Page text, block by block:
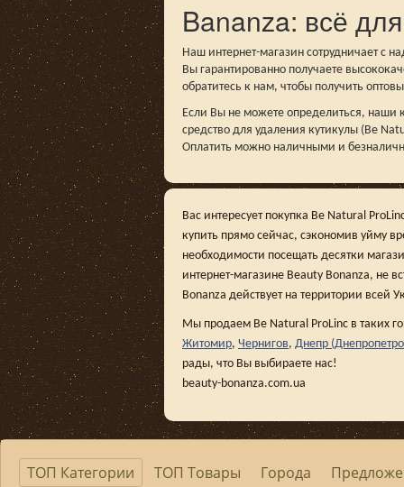
Bananza: всё
Наш интернет-магазин сотрудничает с
Вы гарантированно получаете
обратитесь к нам, чтобы получить
Если Вы не можете определиться, наши
средство для удаления кутикулы (Be
Оплатить можно наличными и
Вас интересует покупка Be Natural
купить прямо сейчас, сэкономив уйму
необходимости посещать десятки
интернет-магазине Beauty Bonanza, не
Bonanza действует на территории всей
Мы продаем Be Natural ProLinc в таких
Житомир, Чернигов, Днепр
рады, что Вы выбираете нас!
beauty-bonanza.com.ua
ТОП Категории ТОП Товары Города